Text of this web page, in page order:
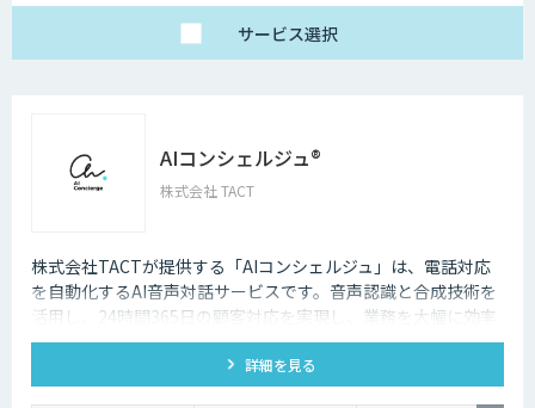
サービス選択
AIコンシェルジュ®
株式会社 TACT
株式会社TACTが提供する「AIコンシェルジュ」は、電話対応
を自動化するAI音声対話サービスです。音声認識と合成技術を
活用し、24時間365日の顧客対応を実現し、業務を大幅に効率
化します。
詳細を見る